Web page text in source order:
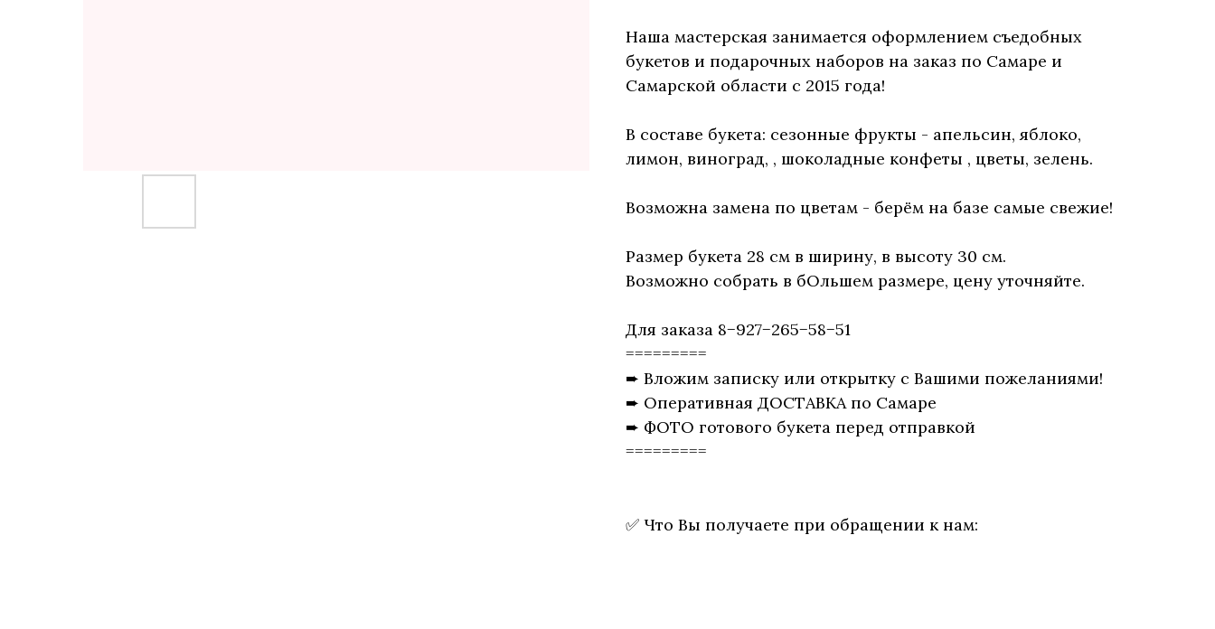
Наша мастерская занимается оформлением съедобных
букетов и подарочных наборов на заказ по Самаре и
Самарской области с 2015 года!
В составе букета: сезонные фрукты - апельсин, яблоко,
лимон, виноград, , шоколадные конфеты , цветы, зелень.
Возможна замена по цветам - берём на базе самые свежие!
Размер букета 28 см в ширину, в высоту 30 см.
Возможно собрать в бОльшем размере, цену уточняйте.
Для заказа 8−927−265−58−51
=========
➨ Вложим записку или открытку с Вашими пожеланиями!
➨ Оперативная ДОСТАВКА по Самаре
➨ ФОТО готового букета перед отправкой
=========
✅ Что Вы получаете при обращении к нам: